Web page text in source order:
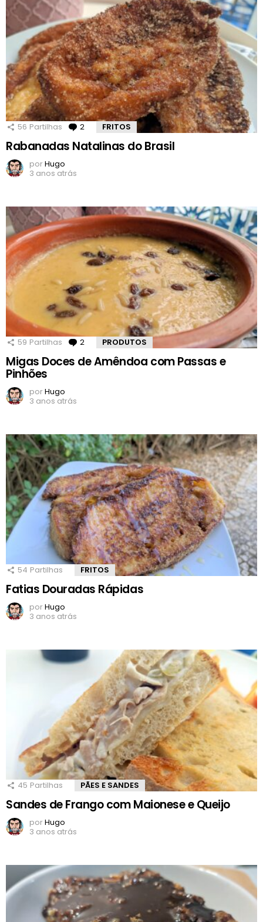
56 Partilhas 2 Comentários
FRITOS
Rabanadas Natalinas do Brasil
porHugo
3 anos atrás
59 Partilhas 2 Comentários
PRODUTOS
Migas Doces de Amêndoa com Passas e
Pinhões
porHugo
3 anos atrás
54 Partilhas FRITOS
Fatias Douradas Rápidas
porHugo
3 anos atrás
45 Partilhas PÃES E SANDES
Sandes de Frango com Maionese e Queijo
porHugo
3 anos atrás